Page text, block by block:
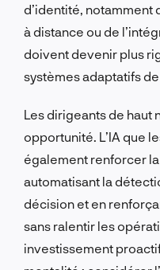
d’identité, notamment
à distance ou de
doivent devenir plus
systèmes adaptatifs
Les dirigeants de haut
opportunité. L’IA que
également renforcer
automatisant la
décision et en
sans ralentir les
investissement